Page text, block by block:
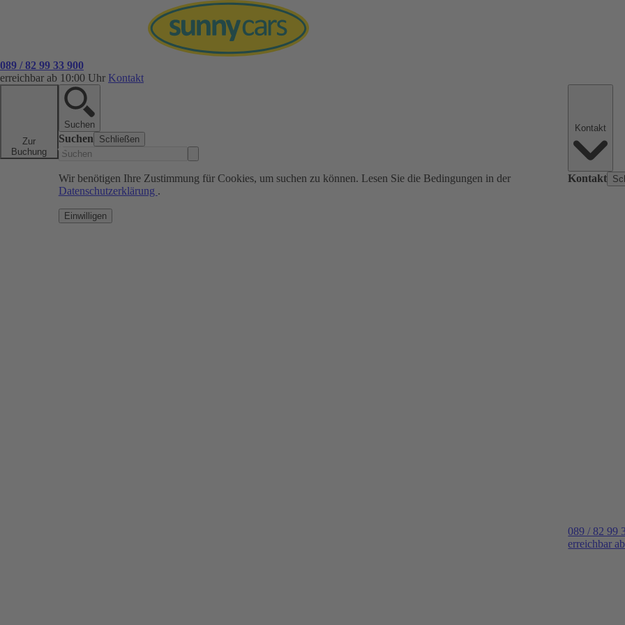
089 / 82 99 33 900
erreichbar ab 10:00 Uhr Kontakt
Zur
Buchung
Suchen
Suchen Schließen
Wir benötigen Ihre Zustimmung für Cookies, um suchen zu können. Lesen Sie die Bedingungen in der
Datenschutzerklärung .
Einwilligen
Kontakt
089 / 82 99
erreichbar